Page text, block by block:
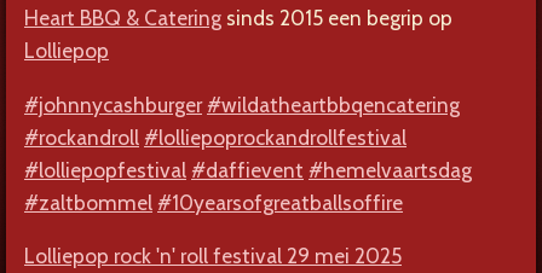
Heart BBQ & Catering sinds 2015 een begrip op
Lolliepop
#johnnycashburger #wildatheartbbqencatering
#rockandroll #lolliepoprockandrollfestival
#lolliepopfestival #daffievent #hemelvaartsdag
#zaltbommel #10yearsofgreatballsoffire
Lolliepop rock 'n' roll festival 29 mei 2025